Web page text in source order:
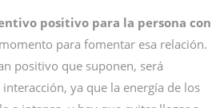
positivo para la persona con
para fomentar esa relación.
positivo que suponen, será
ya que la energía de los